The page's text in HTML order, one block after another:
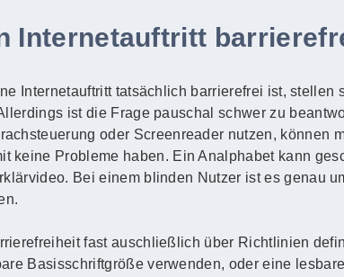
Internetauftritt
Internetauftritt tatsächlich barrierefrei ist,
ist die Frage pauschal schwer zu
oder Screenreader nutzen, können
keine Probleme haben. Ein Analphabet kann
Bei einem blinden Nutzer ist es genau
fast auschließlich über Richtlinien
Basisschriftgröße verwenden, oder eine